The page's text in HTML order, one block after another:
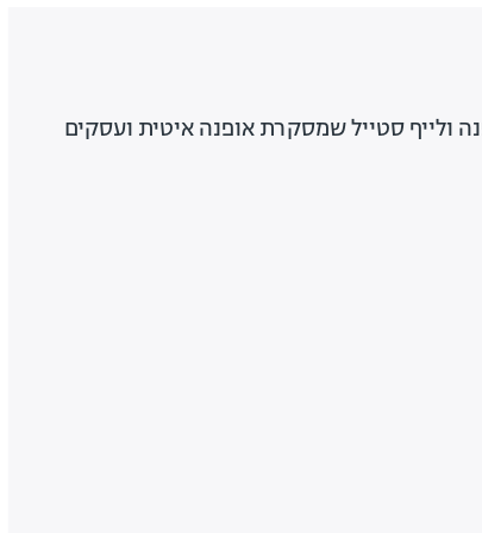
ולייף סטייל שמסקרת אופנה איטית ועסקים